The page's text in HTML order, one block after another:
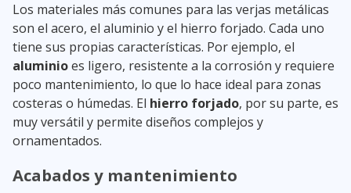
Los materiales más comunes para las verjas metálicas
son el acero, el aluminio y el hierro forjado. Cada uno
tiene sus propias características. Por ejemplo, el
aluminioes ligero, resistente a la corrosión y requiere
poco mantenimiento, lo que lo hace ideal para zonas
costeras o húmedas. El hierro forjado, por su parte, es
muy versátil y permite diseños complejos y
ornamentados.
Acabados y mantenimiento